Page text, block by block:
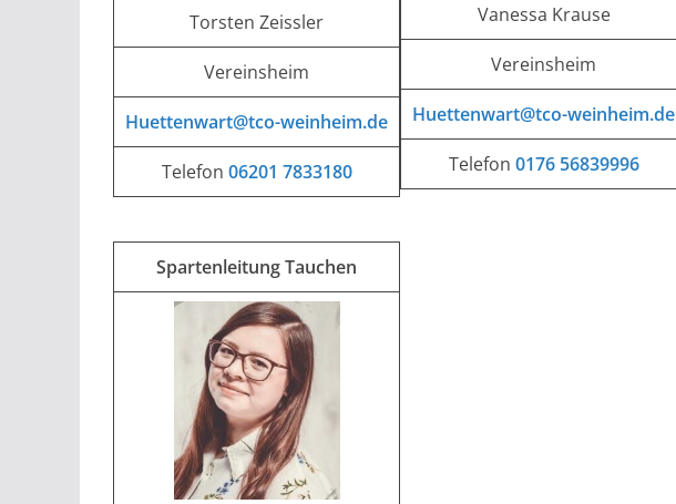
Torsten Zeissler
Vereinsheim
Huettenwart@tco-weinheim.de
Telefon 06201 7833180
Spartenleitung Tauchen
Vanessa Krause
Vereinsheim
Huettenwart@tco-weinheim.de
Telefon 0176 56839996